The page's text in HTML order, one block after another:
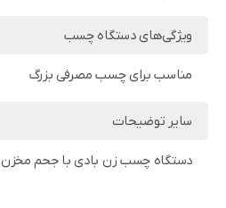
ویژگی‌های دستگاه چسب
مناسب برای چسب مصرفی بزرگ
سایر توضیحات
دستگاه چسب زن بادی با جحم مخزن 400 سی سی می باشد.